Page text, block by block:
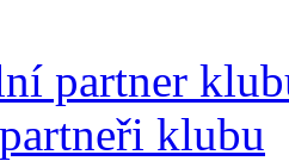
partner
klubu